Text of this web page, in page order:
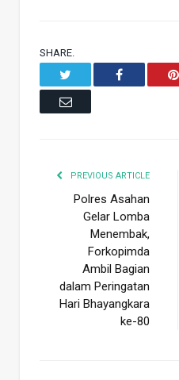
SHARE.
Facebook
Email
PREVIOUS ARTICLE
Polres Asahan
Gelar Lomba
Menembak,
Forkopimda
Ambil Bagian
dalam Peringatan
Hari Bhayangkara
ke-80